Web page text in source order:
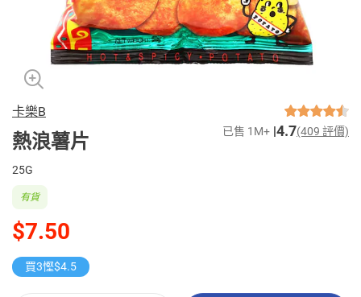
卡樂B
熱浪薯片 已售 1M+ 4.7(409 評價)
25G
$7.50
有貨
買3慳$4.5